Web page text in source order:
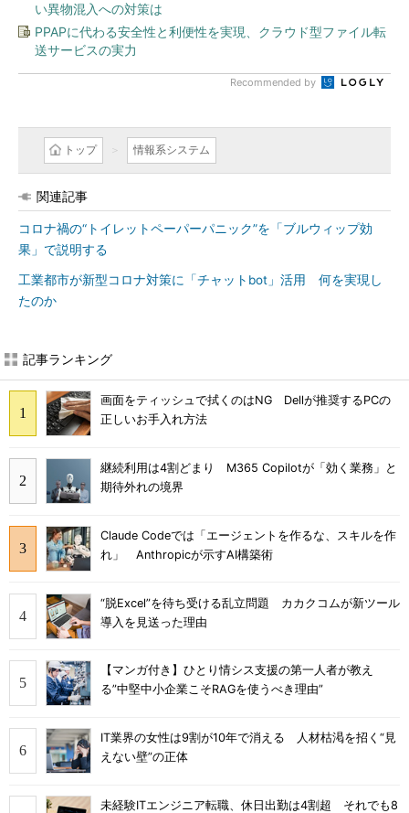
い異物混入への対策は
PPAPに代わる安全性と利便性を実現、クラウド型ファイル転
送サービスの実力
Recommended by
トップ 情報系システム
関連記事
コロナ禍の“トイレットペーパーパニック”を「ブルウィップ効
果」で説明する
工業都市が新型コロナ対策に「チャットbot」活用 何を実現し
たのか
記事ランキング
画面をティッシュで拭くのはNG Dellが推奨するPCの
正しいお手入れ方法
継続利用は4割どまり M365 Copilotが「効く業務」と
期待外れの境界
Claude Codeでは「エージェントを作るな、スキルを作
れ」 Anthropicが示すAI構築術
“脱Excel”を待ち受ける乱立問題 カカクコムが新ツール
導入を見送った理由
【マンガ付き】ひとり情シス支援の第一人者が教え
る”中堅中小企業こそRAGを使うべき理由”
IT業界の女性は9割が10年で消える 人材枯渇を招く“見
えない壁”の正体
未経験ITエンジニア転職、休日出勤は4割超 それでも8